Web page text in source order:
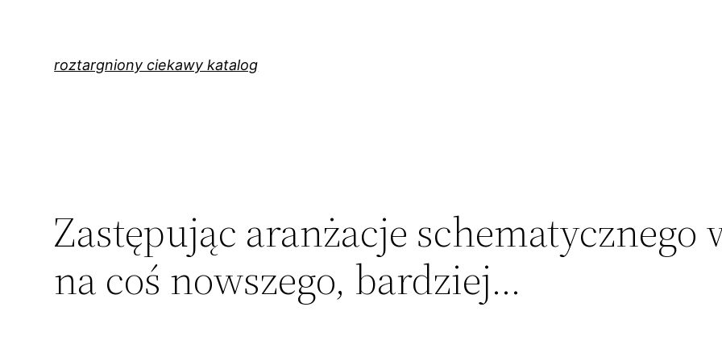
roztargniony ciekawy katalog
Zastępując aranżacje schematycznego
na coś nowszego, bardziej…